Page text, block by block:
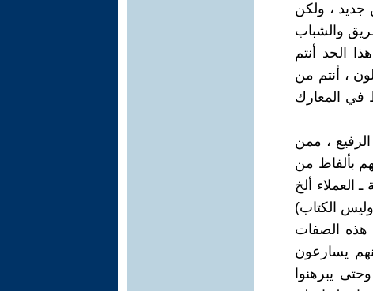
جديد ، ولكن
والشباب
الحد أنتم
، أنتم من
في المعارك
، ممن
بألفاظ من
العملاء ألخ
الكتاب)
هذه الصفات
يسارعون
يبرهنوا